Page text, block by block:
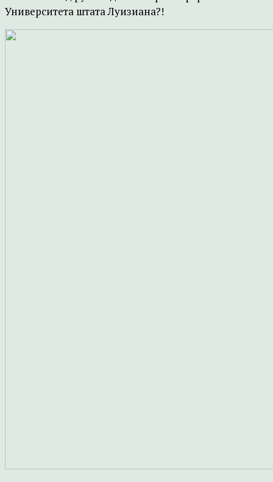
Университета штата Луизиана?!